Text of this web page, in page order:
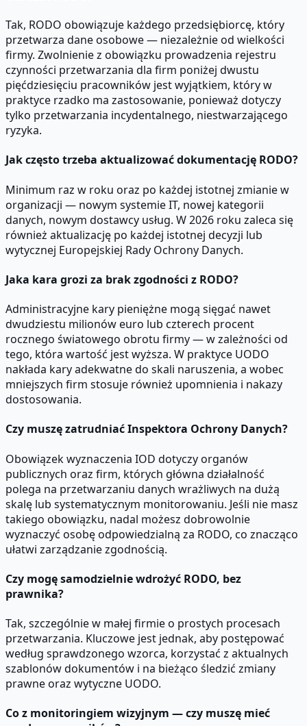
Tak, RODO obowiązuje każdego przedsiębiorcę, który
przetwarza dane osobowe — niezależnie od wielkości
firmy. Zwolnienie z obowiązku prowadzenia rejestru
czynności przetwarzania dla firm poniżej dwustu
pięćdziesięciu pracowników jest wyjątkiem, który w
praktyce rzadko ma zastosowanie, ponieważ dotyczy
tylko przetwarzania incydentalnego, niestwarzającego
ryzyka.
Jak często trzeba aktualizować dokumentację RODO?
Minimum raz w roku oraz po każdej istotnej zmianie w
organizacji — nowym systemie IT, nowej kategorii
danych, nowym dostawcy usług. W 2026 roku zaleca się
również aktualizację po każdej istotnej decyzji lub
wytycznej Europejskiej Rady Ochrony Danych.
Jaka kara grozi za brak zgodności z RODO?
Administracyjne kary pieniężne mogą sięgać nawet
dwudziestu milionów euro lub czterech procent
rocznego światowego obrotu firmy — w zależności od
tego, która wartość jest wyższa. W praktyce UODO
nakłada kary adekwatne do skali naruszenia, a wobec
mniejszych firm stosuje również upomnienia i nakazy
dostosowania.
Czy muszę zatrudniać Inspektora Ochrony Danych?
Obowiązek wyznaczenia IOD dotyczy organów
publicznych oraz firm, których główna działalność
polega na przetwarzaniu danych wrażliwych na dużą
skalę lub systematycznym monitorowaniu. Jeśli nie masz
takiego obowiązku, nadal możesz dobrowolnie
wyznaczyć osobę odpowiedzialną za RODO, co znacząco
ułatwi zarządzanie zgodnością.
Czy mogę samodzielnie wdrożyć RODO, bez
prawnika?
Tak, szczególnie w małej firmie o prostych procesach
przetwarzania. Kluczowe jest jednak, aby postępować
według sprawdzonego wzorca, korzystać z aktualnych
szablonów dokumentów i na bieżąco śledzić zmiany
prawne oraz wytyczne UODO.
Co z monitoringiem wizyjnym — czy muszę mieć